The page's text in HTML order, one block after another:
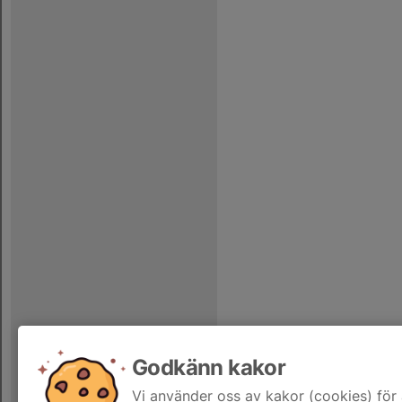
Godkänn kakor
Vi använder oss av kakor (cookies)